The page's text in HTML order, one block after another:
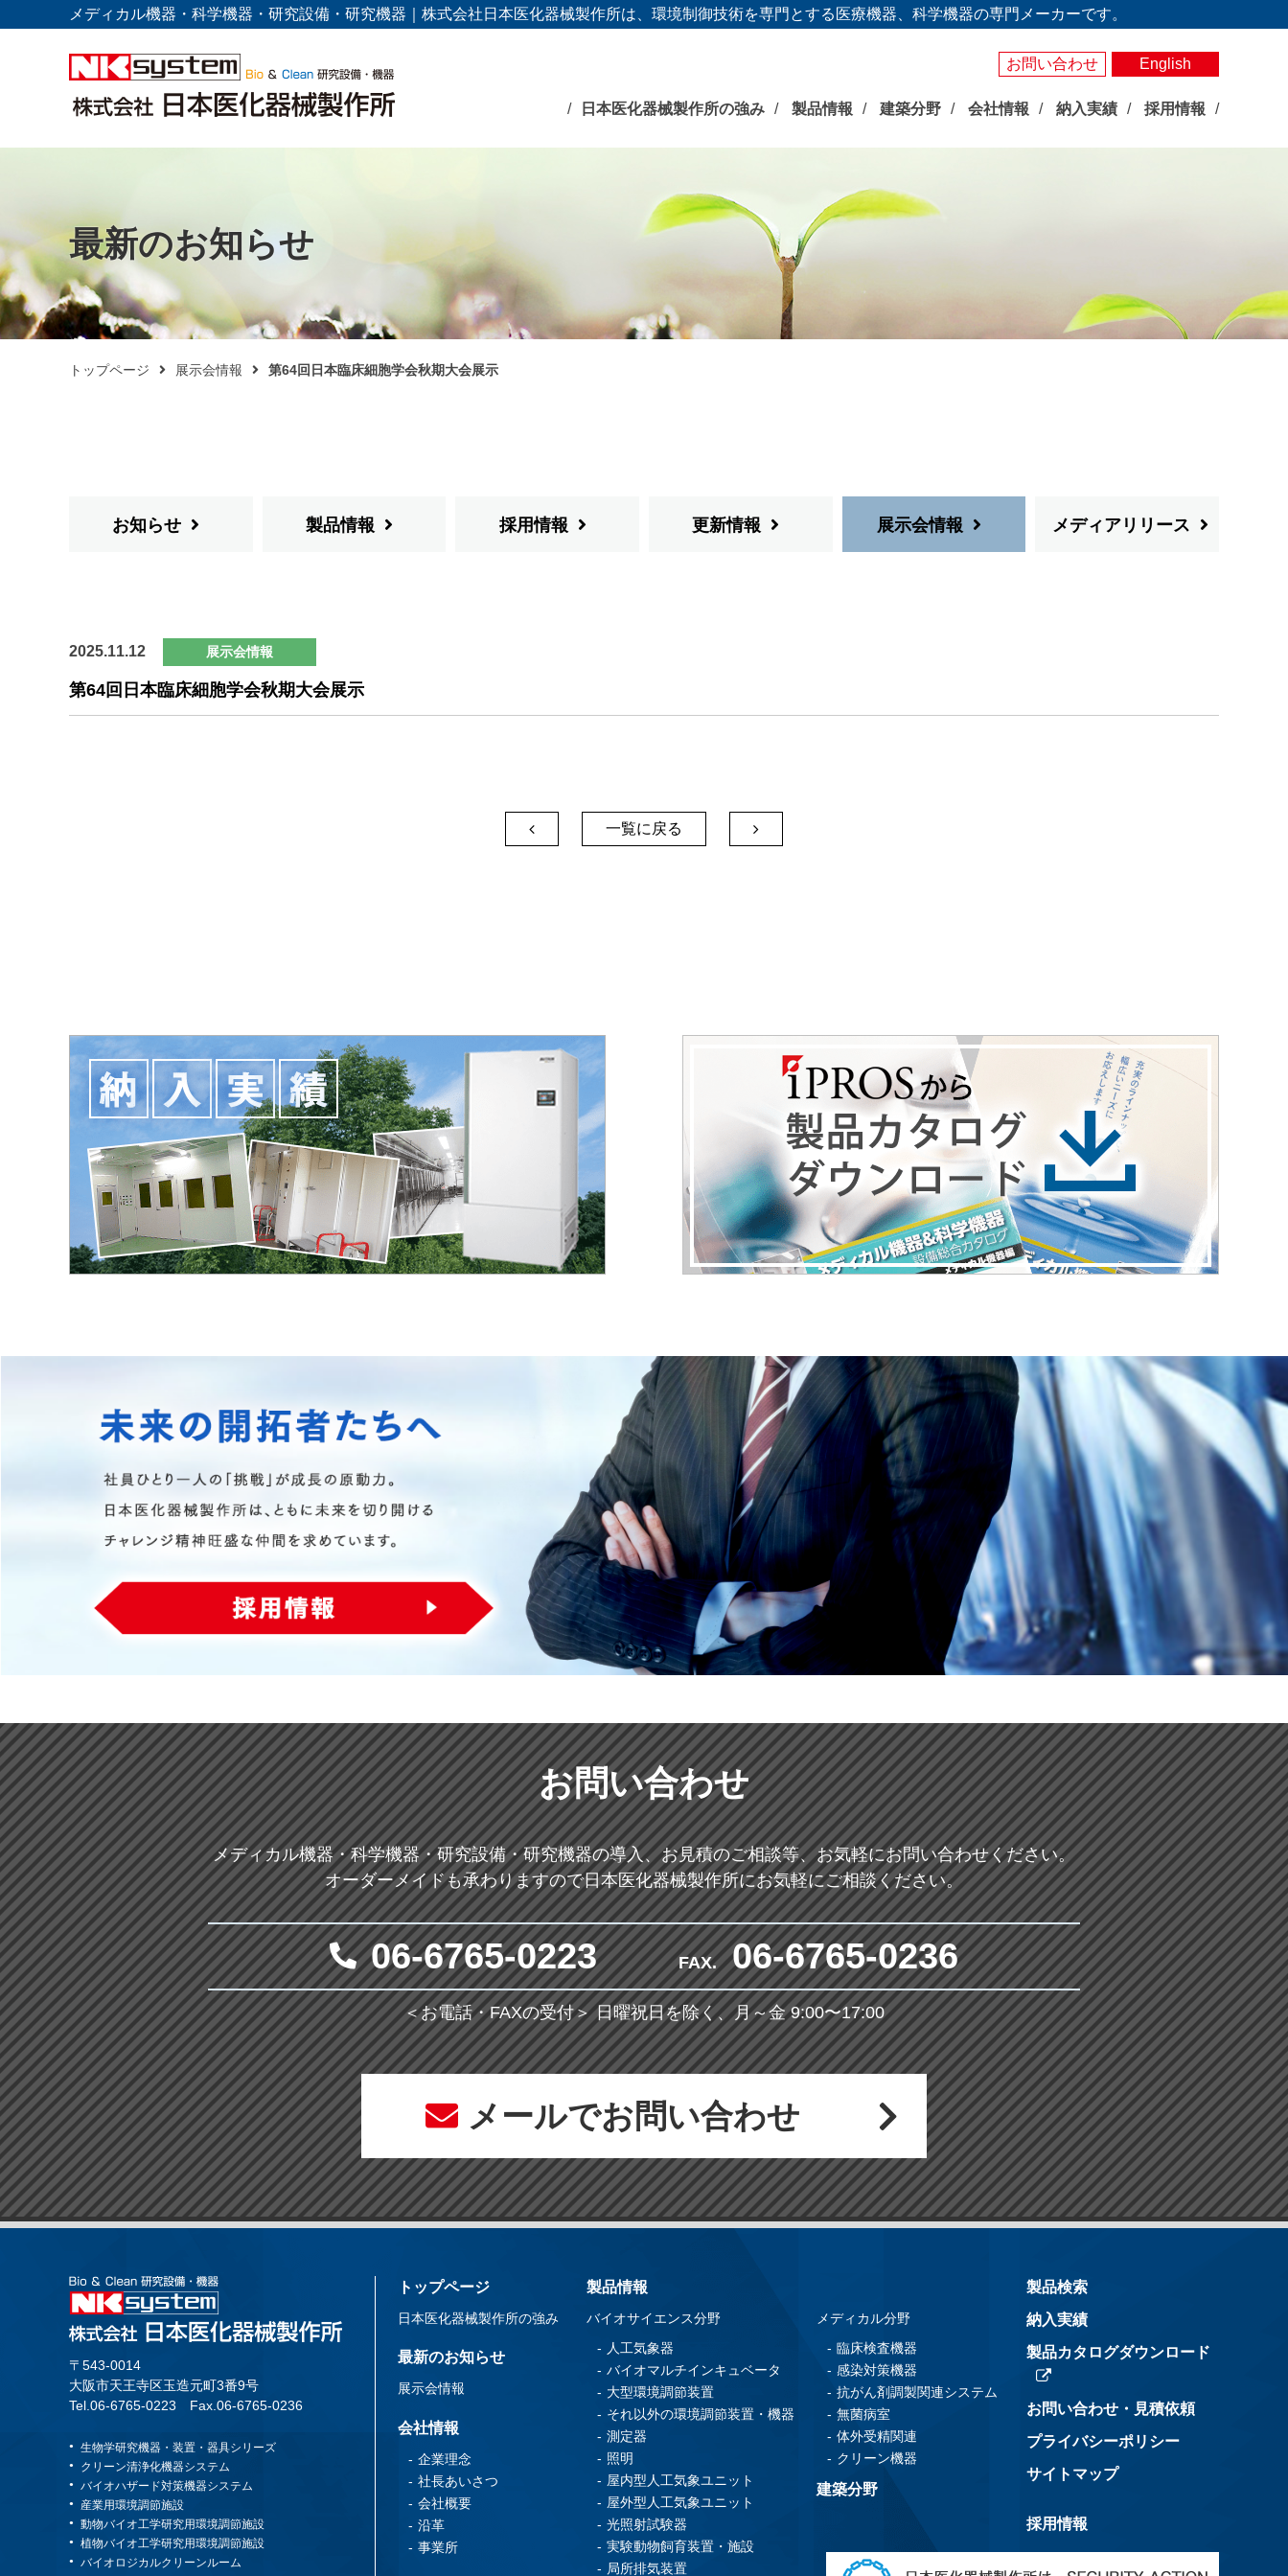
メディカル機器・科学機器・研究設備・研究機器｜株式会社日本医化器械製作所は、環境制御技術を専門とする医療機器、科学機器の専門メーカーです。
お問い合わせ English
日本医化器械製作所の強み 製品情報 建築分野 会社情報 納入実績 採用情報
最新のお知らせ
トップページ 展示会情報 第64回日本臨床細胞学会秋期大会展示
お知らせ 製品情報 採用情報 更新情報 展示会情報 メディアリリース
2025.11.12 展示会情報
第64回日本臨床細胞学会秋期大会展示
 一覧に戻る 
お問い合わせ
メディカル機器・科学機器・研究設備・研究機器の導入、お見積のご相談等、お気軽にお問い合わせください。
オーダーメイドも承わりますので日本医化器械製作所にお気軽にご相談ください。
06-6765-0223 FAX. 06-6765-0236
＜お電話・FAXの受付＞ 日曜祝日を除く、月～金 9:00〜17:00
メールでお問い合わせ
〒543-0014
大阪市天王寺区玉造元町3番9号
Tel.06-6765-0223
Fax.06-6765-0236
生物学研究機器・装置・器具シリーズ
クリーン清浄化機器システム
バイオハザード対策機器システム
産業用環境調節施設
動物バイオ工学研究用環境調節施設
植物バイオ工学研究用環境調節施設
バイオロジカルクリーンルーム
トップページ
日本医化器械製作所の強み
最新のお知らせ
展示会情報
会社情報
企業理念
社長あいさつ
会社概要
沿革
事業所
製品情報
バイオサイエンス分野
人工気象器
バイオマルチインキュベータ
大型環境調節装置
それ以外の環境調節装置・機器
測定器
照明
屋内型人工気象ユニット
屋外型人工気象ユニット
光照射試験器
実験動物飼育装置・施設
局所排気装置
メディカル分野
臨床検査機器
感染対策機器
抗がん剤調製関連システム
無菌病室
体外受精関連
クリーン機器
建築分野
製品検索
納入実績
製品カタログダウンロード
お問い合わせ・見積依頼
プライバシーポリシー
サイトマップ
採用情報